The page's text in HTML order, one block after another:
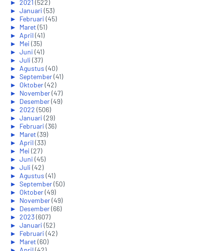
► 2021 (522)
► Januari (53)
► Februari (45)
► Maret(51)
► April(41)
► Mei (35)
► Juni (41)
► Juli (37)
► Agustus (40)
► September(41)
► Oktober(42)
► November(47)
► Desember(49)
► 2022 (506)
► Januari (29)
► Februari (36)
► Maret(39)
► April(33)
► Mei (27)
► Juni (45)
► Juli (42)
► Agustus (41)
► September(50)
► Oktober(49)
► November(49)
► Desember(66)
► 2023(607)
► Januari (52)
► Februari (42)
► Maret(60)